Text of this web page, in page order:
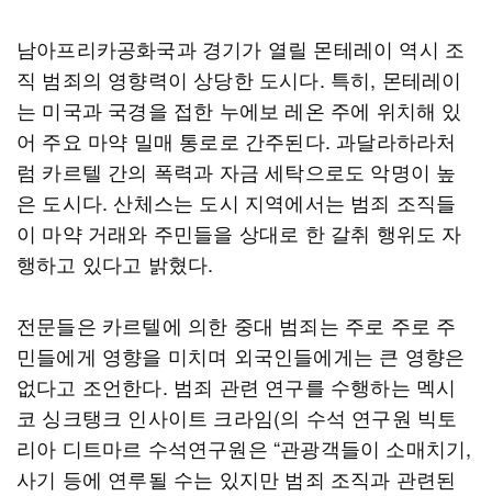
남아프리카공화국과 경기가 열릴 몬테레이 역시 조
직 범죄의 영향력이 상당한 도시다. 특히, 몬테레이
는 미국과 국경을 접한 누에보 레온 주에 위치해 있
어 주요 마약 밀매 통로로 간주된다. 과달라하라처
럼 카르텔 간의 폭력과 자금 세탁으로도 악명이 높
은 도시다. 산체스는 도시 지역에서는 범죄 조직들
이 마약 거래와 주민들을 상대로 한 갈취 행위도 자
행하고 있다고 밝혔다.
전문들은 카르텔에 의한 중대 범죄는 주로 주로 주
민들에게 영향을 미치며 외국인들에게는 큰 영향은
없다고 조언한다. 범죄 관련 연구를 수행하는 멕시
코 싱크탱크 인사이트 크라임(의 수석 연구원 빅토
리아 디트마르 수석연구원은 “관광객들이 소매치기,
사기 등에 연루될 수는 있지만 범죄 조직과 관련된